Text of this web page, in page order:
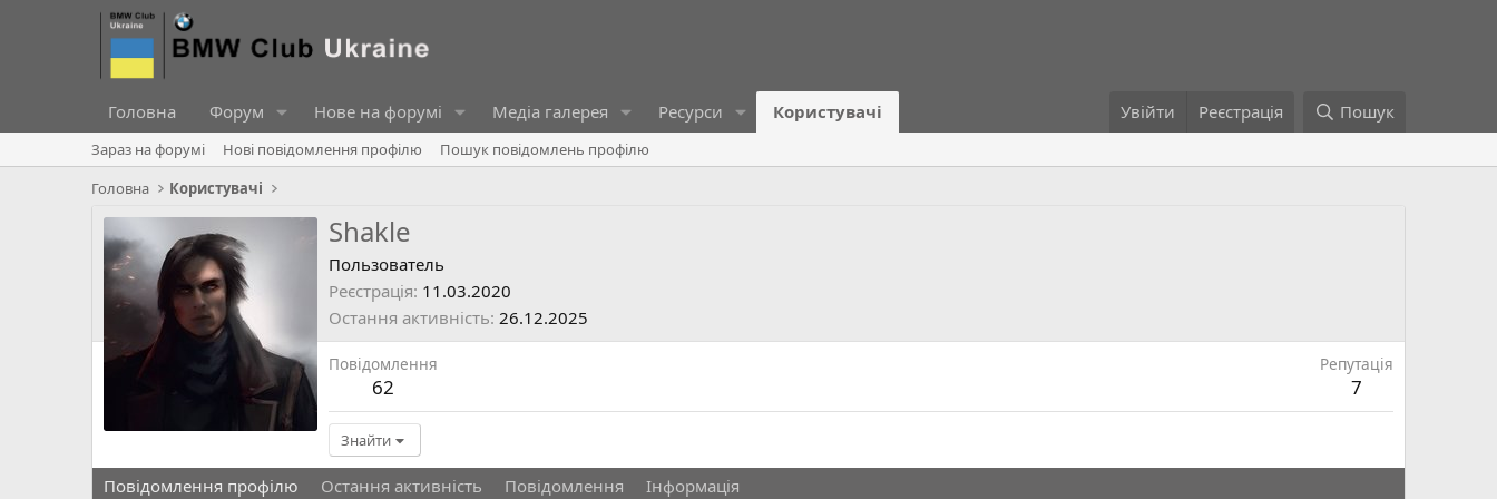
Головна Форум Нове на форумі Медіа галерея Ресурси Користувачі Увійти Реєстрація Пошук
Зараз на форумі Нові повідомлення профілю
Пошук повідомлень профілю
Головна
Користувачі
Shakle
Пользователь
Реєстрація 11.03.2020
Остання активність 26.12.2025
Повідомлення
62
Репутація
7
Знайти
Повідомлення профілю Остання активність Повідомлення Інформація